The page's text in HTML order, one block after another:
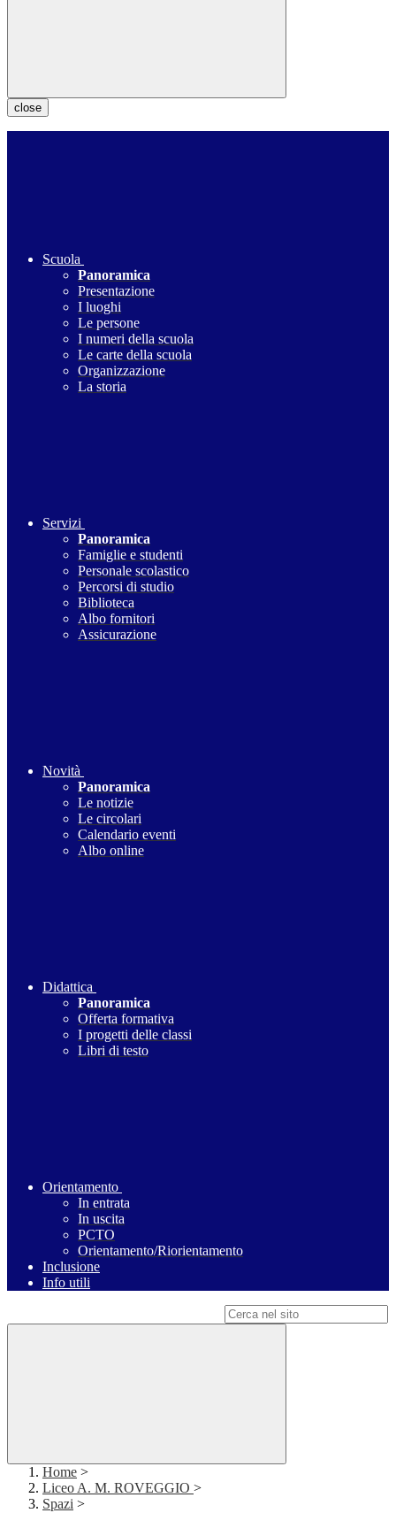
close
Scuola
Panoramica
Presentazione
I luoghi
Le persone
I numeri della scuola
Le carte della scuola
Organizzazione
La storia
Servizi
Panoramica
Famiglie e studenti
Personale scolastico
Percorsi di studio
Biblioteca
Albo fornitori
Assicurazione
Novità
Panoramica
Le notizie
Le circolari
Calendario eventi
Albo online
Didattica
Panoramica
Offerta formativa
I progetti delle classi
Libri di testo
Orientamento
In entrata
In uscita
PCTO
Orientamento/Riorientamento
Inclusione
Info utili
Home >
Liceo A. M. ROVEGGIO >
Spazi >